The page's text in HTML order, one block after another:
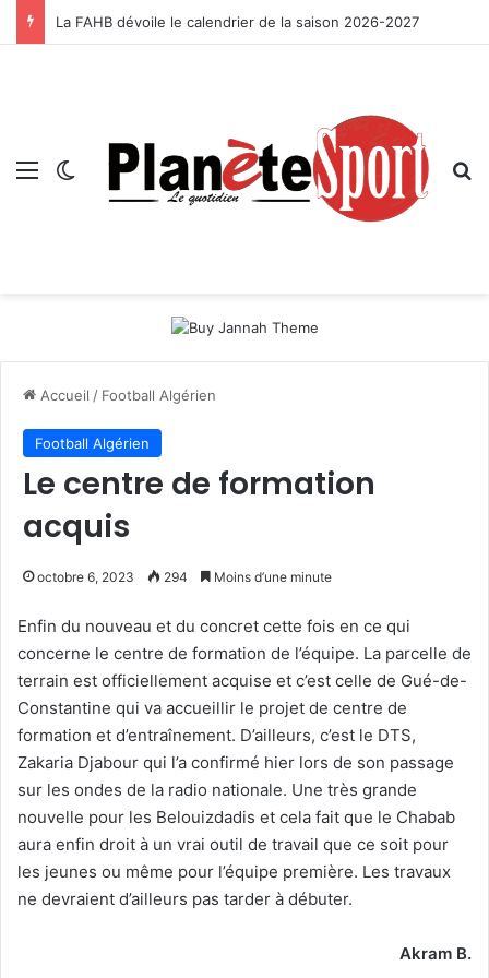
La FAHB dévoile le calendrier de la saison 2026-2027
Menu Switch skin
Accueil / Football Algérien
Football Algérien
Le centre de formation
acquis
octobre 6, 2023 294 Moins d’une minute
Enfin du nouveau et du concret cette fois en ce qui
concerne le centre de formation de l’équipe. La parcelle de
terrain est officiellement acquise et c’est celle de Gué-de-
Constantine qui va accueillir le projet de centre de
formation et d’entraînement. D’ailleurs, c’est le DTS,
Zakaria Djabour qui l’a confirmé hier lors de son passage
sur les ondes de la radio nationale. Une très grande
nouvelle pour les Belouizdadis et cela fait que le Chabab
aura enfin droit à un vrai outil de travail que ce soit pour
les jeunes ou même pour l’équipe première. Les travaux
ne devraient d’ailleurs pas tarder à débuter.
Akram B.